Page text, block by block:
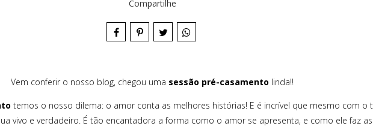
Compartilhe
Vem conferir o nosso blog, chegou uma sessão pré-casamento linda!!
temos o nosso dilema: o amor conta as melhores histórias! E é incrível que mesmo com o
vivo e verdadeiro. É tão encantadora a forma como o amor se apresenta, e como ele faz